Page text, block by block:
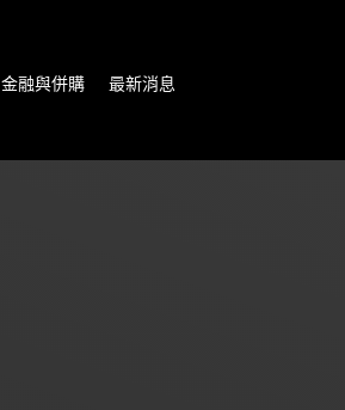
金融與併購 最新消息